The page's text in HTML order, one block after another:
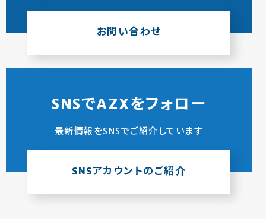
お問い合わせ
SNSでAZXをフォロー
最新情報をSNSでご紹介しています
SNSアカウントのご紹介